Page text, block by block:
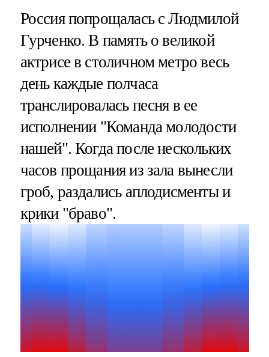
Россия попрощалась с Людмилой
Гурченко. В память о великой
актрисе в столичном метро весь
день каждые полчаса
транслировалась песня в ее
исполнении "Команда молодости
нашей". Когда после нескольких
часов прощания из зала вынесли
гроб, раздались аплодисменты и
крики "браво".